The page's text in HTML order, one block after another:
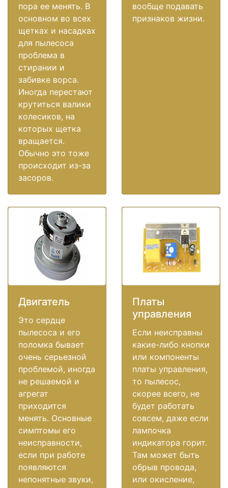
пора ее менять. В
основном во всех
щетках и насадках
для пылесоса
проблема в
стирании и
забивке ворса.
Иногда перестают
крутиться валики
колесиков, на
которых щетка
вращается.
Обычно это тоже
происходит из-за
засоров.
вообще подавать
признаков жизни.
Двигатель
Это сердце
пылесоса и его
поломка бывает
очень серьезной
проблемой, иногда
не решаемой и
агрегат
приходится
менять. Основные
симптомы его
неисправности,
если при работе
появляются
непонятные звуки,
Платы
управления
Если неисправны
какие-либо кнопки
или компоненты
платы управления,
то пылесос,
скорее всего, не
будет работать
совсем, даже если
лампочка
индикатора горит.
Там может быть
обрыв провода,
или окисление,